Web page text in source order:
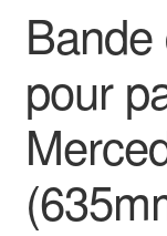
pour